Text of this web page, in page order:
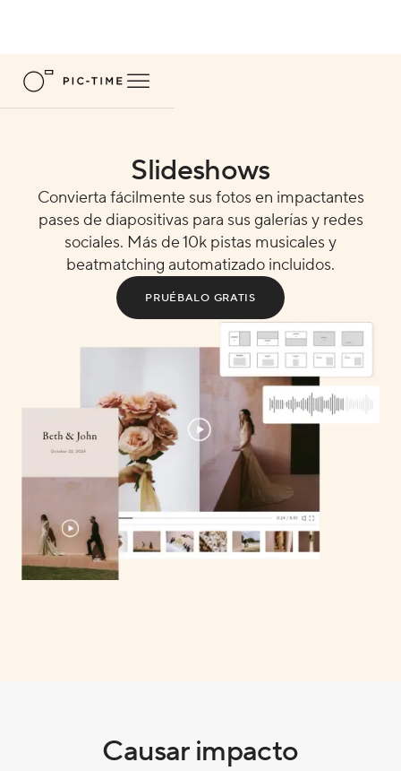
Slideshows
Convierta fácilmente sus fotos en impactantes
pases de diapositivas para sus galerías y redes
sociales. Más de 10k pistas musicales y
beatmatching automatizado incluidos.
PRUÉBALO GRATIS
Causar impacto